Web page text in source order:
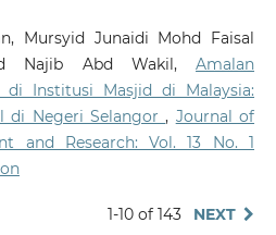
Mursyid Junaidi Mohd Faisal
Najib Abd Wakil,Amalan
di Institusi Masjid di Malaysia:
di Negeri Selangor, Journal of
and Research: Vol. 13 No. 1
1-10 of 143 NEXT